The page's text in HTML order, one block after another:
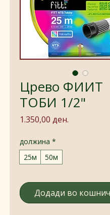
Црево ФИИТ
ТОБИ 1/2"
1.350,00 ден.
должина *
25м
50м
Додади во